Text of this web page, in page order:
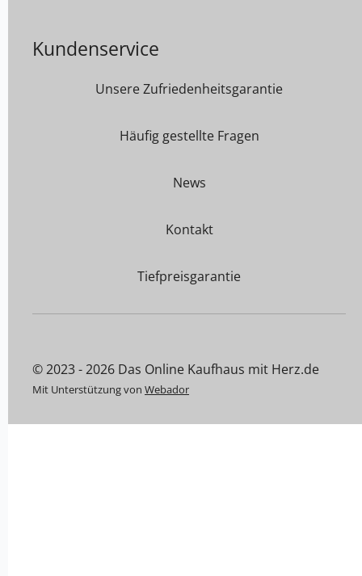
Kundenservice
Unsere Zufriedenheitsgarantie
Häufig gestellte Fragen
News
Kontakt
Tiefpreisgarantie
© 2023 - 2026 Das Online Kaufhaus mit Herz.de
Mit Unterstützung von Webador